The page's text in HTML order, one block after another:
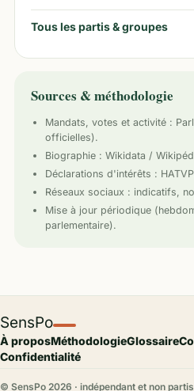
Tous les partis & groupes
Sources & méthodologie
Mandats, votes et activité :
officielles).
Biographie : Wikidata /
Déclarations d'intérêts :
Réseaux sociaux : indicatifs,
Mise à jour périodique
parlementaire).
SensPo
À proposMéthodologieGlossaire
Confidentialité
© SensPo 2026 · indépendant et non